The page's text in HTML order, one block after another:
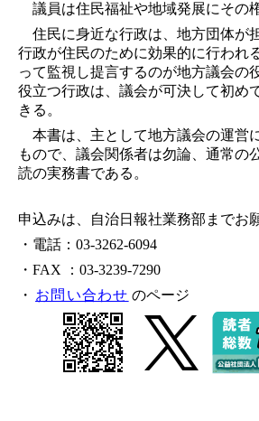
議員は住民福祉や地域発展にその
住民に身近な行政は、地方団体が
行政が住民のために効果的に行われ
って監視し提言するのが地方議会の
役立つ行政は、議会が可決して初め
きる。
本書は、主として地方議会の運営
もので、議会関係者は勿論、通常の
読の実務書である。
申込みは、自治日報社業務部までお
・電話：03-3262-6094
・FAX ：03-3239-7290
・ お問い合わせ のページ